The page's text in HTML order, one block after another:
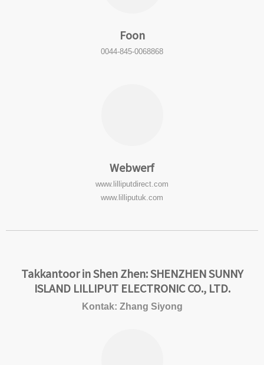
Foon
0044-845-0068868
Webwerf
www.lilliputdirect.com
www.lilliputuk.com
Takkantoor in Shen Zhen: SHENZHEN SUNNY
ISLAND LILLIPUT ELECTRONIC CO., LTD.
Kontak: Zhang Siyong